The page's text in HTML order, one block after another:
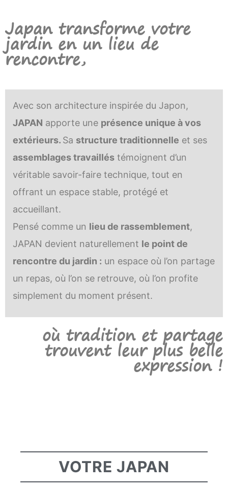
Japan transforme votre
jardin en un lieu de
rencontre,
Avec son architecture inspirée du Japon,
JAPAN apporte une présence unique à vos
extérieurs. Sa structure traditionnelle et ses
assemblages travaillés témoignent d’un
véritable savoir-faire technique, tout en
offrant un espace stable, protégé et
accueillant.
Pensé comme un lieu de rassemblement,
JAPAN devient naturellement le point de
rencontre du jardin : un espace où l’on partage
un repas, où l’on se retrouve, où l’on profite
simplement du moment présent.
où tradition et partage
trouvent leur plus belle
expression !
VOTRE JAPAN